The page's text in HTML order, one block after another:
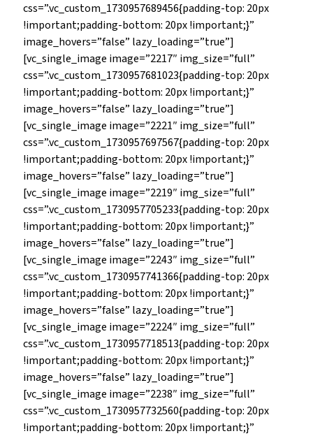
css=”.vc_custom_1730957689456{padding-top: 20px
!important;padding-bottom: 20px !important;}”
image_hovers=”false” lazy_loading=”true”]
[vc_single_image image=”2217″ img_size=”full”
css=”.vc_custom_1730957681023{padding-top: 20px
!important;padding-bottom: 20px !important;}”
image_hovers=”false” lazy_loading=”true”]
[vc_single_image image=”2221″ img_size=”full”
css=”.vc_custom_1730957697567{padding-top: 20px
!important;padding-bottom: 20px !important;}”
image_hovers=”false” lazy_loading=”true”]
[vc_single_image image=”2219″ img_size=”full”
css=”.vc_custom_1730957705233{padding-top: 20px
!important;padding-bottom: 20px !important;}”
image_hovers=”false” lazy_loading=”true”]
[vc_single_image image=”2243″ img_size=”full”
css=”.vc_custom_1730957741366{padding-top: 20px
!important;padding-bottom: 20px !important;}”
image_hovers=”false” lazy_loading=”true”]
[vc_single_image image=”2224″ img_size=”full”
css=”.vc_custom_1730957718513{padding-top: 20px
!important;padding-bottom: 20px !important;}”
image_hovers=”false” lazy_loading=”true”]
[vc_single_image image=”2238″ img_size=”full”
css=”.vc_custom_1730957732560{padding-top: 20px
!important;padding-bottom: 20px !important;}”